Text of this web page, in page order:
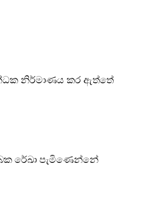
නිර්මාණය කර ඇත්තේ
රේඛා පැමිණෙන්නේ